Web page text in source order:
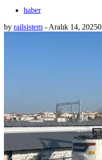
haber
by railsistem - Aralık 14, 20250